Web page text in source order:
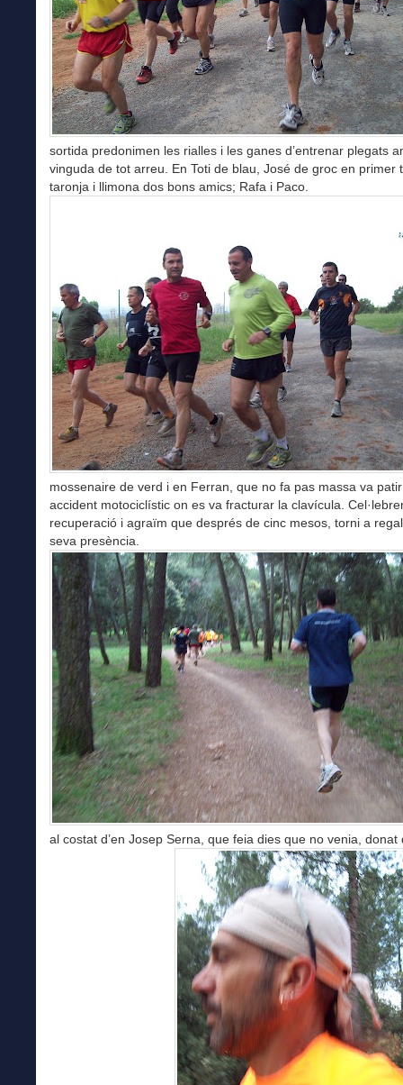
sortida predonimen les rialles i les ganes d’entrenar plegats
vinguda de tot arreu. En Toti de blau, José de groc en primer
taronja i llimona dos bons amics; Rafa i Paco.
mossenaire de verd i en Ferran, que no fa pas massa va
accident motociclístic on es va fracturar la clavícula.
recuperació i agraïm que després de cinc mesos, torni a
seva presència.
al costat d’en Josep Serna, que feia dies que no venia, donat